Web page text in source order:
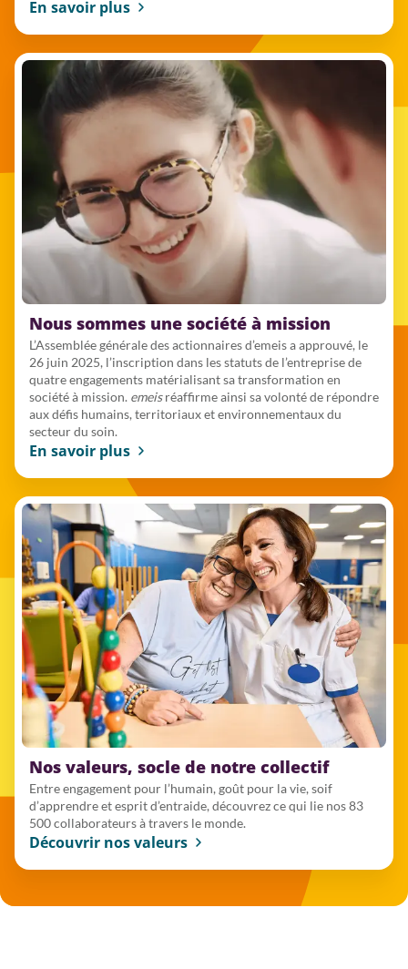
En savoir plus
Nous sommes une société à mission
L’Assemblée générale des actionnaires d’emeis a approuvé, le
26 juin 2025, l’inscription dans les statuts de l’entreprise de
quatre engagements matérialisant sa transformation en
société à mission. emeisréaffirme ainsi sa volonté de répondre
aux défis humains, territoriaux et environnementaux du
secteur du soin.
En savoir plus
Nos valeurs, socle de notre collectif
Entre engagement pour l’humain, goût pour la vie, soif
d’apprendre et esprit d’entraide, découvrez ce qui lie nos 83
500 collaborateurs à travers le monde.
Découvrir nos valeurs